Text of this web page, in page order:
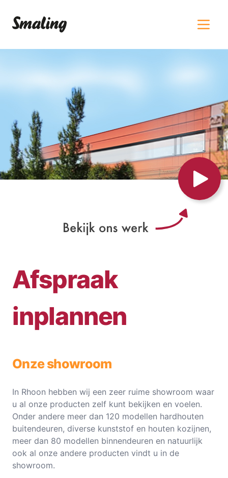
Afspraak
inplannen
Onze showroom
In Rhoon hebben wij een zeer ruime showroom waar
u al onze producten zelf kunt bekijken en voelen.
Onder andere meer dan 120 modellen hardhouten
buitendeuren, diverse kunststof en houten kozijnen,
meer dan 80 modellen binnendeuren en natuurlijk
ook al onze andere producten vindt u in de
showroom.